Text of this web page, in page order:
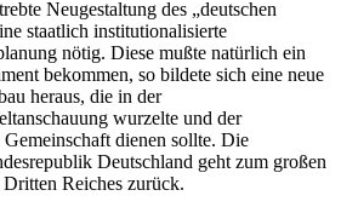
Neugestaltung des „deutschen
staatlich institutionalisierte
nötig. Diese mußte natürlich ein
bekommen, so bildete sich eine neue
heraus, die in der
wurzelte und der
dienen sollte. Die
Deutschland geht zum großen
Reiches zurück.